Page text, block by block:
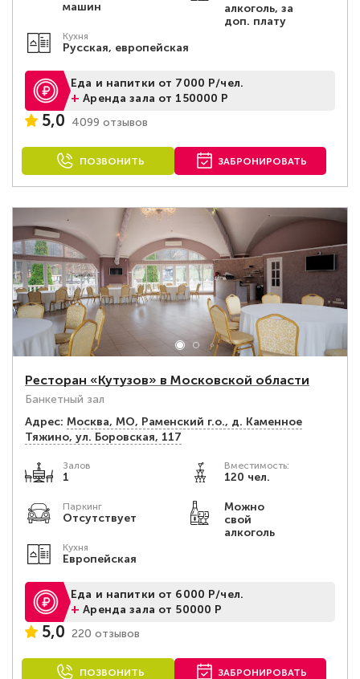
машин
алкоголь, за
доп. плату
Кухня
Русская, европейская
Еда и напитки от 7000 Р/чел.
+Аренда зала от 150000 Р
5,0 4099 отзывов
ПОЗВОНИТЬ ЗАБРОНИРОВАТЬ
Ресторан «Кутузов» в Московской области
Банкетный зал
Адрес: Москва, МО, Раменский г.о., д. Каменное
Тяжино, ул. Боровская, 117
Залов
1
Вместимость:
120 чел.
Паркинг
Отсутствует
Можно
свой
алкоголь
Кухня
Европейская
Еда и напитки от 6000 Р/чел.
+Аренда зала от 50000 Р
5,0 220 отзывов
ПОЗВОНИТЬ ЗАБРОНИРОВАТЬ